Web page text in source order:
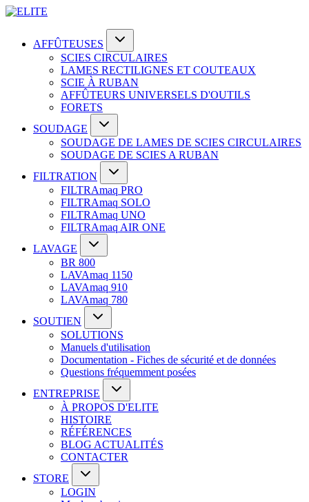
AFFÛTEUSES
SCIES CIRCULAIRES
LAMES RECTILIGNES ET COUTEAUX
SCIE À RUBAN
AFFÛTEURS UNIVERSELS D'OUTILS
FORETS
SOUDAGE
SOUDAGE DE LAMES DE SCIES CIRCULAIRES
SOUDAGE DE SCIES A RUBAN
FILTRATION
FILTRAmaq PRO
FILTRAmaq SOLO
FILTRAmaq UNO
FILTRAmaq AIR ONE
LAVAGE
BR 800
LAVAmaq 1150
LAVAmaq 910
LAVAmaq 780
SOUTIEN
SOLUTIONS
Manuels d'utilisation
Documentation - Fiches de sécurité et de données
Questions fréquemment posées
ENTREPRISE
À PROPOS D'ELITE
HISTOIRE
RÉFÉRENCES
BLOG ACTUALITÉS
CONTACTER
STORE
LOGIN